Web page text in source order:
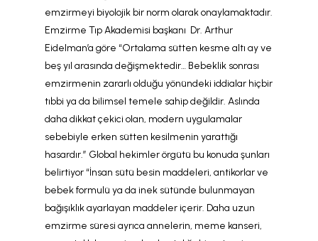
emzirmeyi biyolojik bir norm olarak onaylamaktadır.
Emzirme Tıp Akademisi başkanı Dr. Arthur
Eidelman’a göre “Ortalama sütten kesme altı ay ve
beş yıl arasında değişmektedir… Bebeklik sonrası
emzirmenin zararlı olduğu yönündeki iddialar hiçbir
tıbbi ya da bilimsel temele sahip değildir. Aslında
daha dikkat çekici olan, modern uygulamalar
sebebiyle erken sütten kesilmenin yarattığı
hasardır.” Global hekimler örgütü bu konuda şunları
belirtiyor “İnsan sütü besin maddeleri, antikorlar ve
bebek formulü ya da inek sütünde bulunmayan
bağışıklık ayarlayan maddeler içerir. Daha uzun
emzirme süresi ayrıca annelerin, meme kanseri,